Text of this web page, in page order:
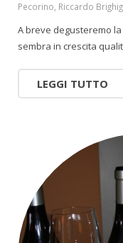
Pecorino Riccardo
A breve degusteremo
sembra in crescita
LEGGI TUTTO